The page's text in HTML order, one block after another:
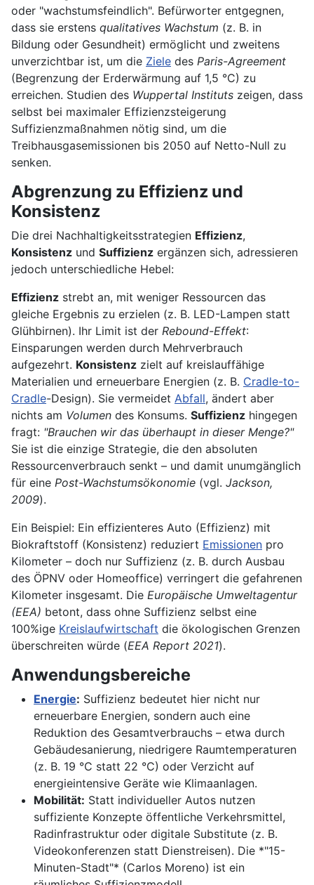
oder "wachstumsfeindlich". Befürworter entgegnen,
dass sie erstens qualitatives Wachstum (z. B. in
Bildung oder Gesundheit) ermöglicht und zweitens
unverzichtbar ist, um die Ziele des Paris-Agreement
(Begrenzung der Erderwärmung auf 1,5 °C) zu
erreichen. Studien des Wuppertal Instituts zeigen, dass
selbst bei maximaler Effizienzsteigerung
Suffizienzmaßnahmen nötig sind, um die
Treibhausgasemissionen bis 2050 auf Netto-Null zu
senken.
Abgrenzung zu Effizienz und
Konsistenz
Die drei Nachhaltigkeitsstrategien Effizienz,
Konsistenz und Suffizienz ergänzen sich, adressieren
jedoch unterschiedliche Hebel:
Effizienz strebt an, mit weniger Ressourcen das
gleiche Ergebnis zu erzielen (z. B. LED-Lampen statt
Glühbirnen). Ihr Limit ist der Rebound-Effekt:
Einsparungen werden durch Mehrverbrauch
aufgezehrt. Konsistenz zielt auf kreislauffähige
Materialien und erneuerbare Energien (z. B. Cradle-to-
Cradle-Design). Sie vermeidet Abfall, ändert aber
nichts am Volumen des Konsums. Suffizienz hingegen
fragt: "Brauchen wir das überhaupt in dieser Menge?"
Sie ist die einzige Strategie, die den absoluten
Ressourcenverbrauch senkt – und damit unumgänglich
für eine Post-Wachstumsökonomie (vgl. Jackson,
2009).
Ein Beispiel: Ein effizienteres Auto (Effizienz) mit
Biokraftstoff (Konsistenz) reduziert Emissionen pro
Kilometer – doch nur Suffizienz (z. B. durch Ausbau
des ÖPNV oder Homeoffice) verringert die gefahrenen
Kilometer insgesamt. Die Europäische Umweltagentur
(EEA) betont, dass ohne Suffizienz selbst eine
100%ige Kreislaufwirtschaft die ökologischen Grenzen
überschreiten würde (EEA Report 2021).
Anwendungsbereiche
Energie: Suffizienz bedeutet hier nicht nur
erneuerbare Energien, sondern auch eine
Reduktion des Gesamtverbrauchs – etwa durch
Gebäudesanierung, niedrigere Raumtemperaturen
(z. B. 19 °C statt 22 °C) oder Verzicht auf
energieintensive Geräte wie Klimaanlagen.
Mobilität: Statt individueller Autos nutzen
suffiziente Konzepte öffentliche Verkehrsmittel,
Radinfrastruktur oder digitale Substitute (z. B.
Videokonferenzen statt Dienstreisen). Die *"15-
Minuten-Stadt"* (Carlos Moreno) ist ein